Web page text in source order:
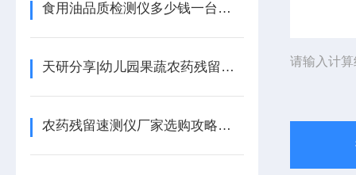
食用油品质检测仪多少钱一台【可现场检测】食用油品质检测仪
天研分享|幼儿园果蔬农药残留检测仪可以检测哪些样品
农药残留速测仪厂家选购攻略，果蔬茶叶有机磷农药残留现场筛查仪器
请输入计